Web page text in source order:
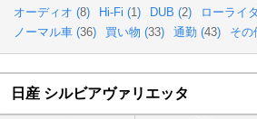
オーディオ (8) Hi-Fi (1 ) DUB (2) ローライ
ノーマル車 (36) 買い物 (33) 通勤 (43) その
日産 シルビアヴァリエッタ